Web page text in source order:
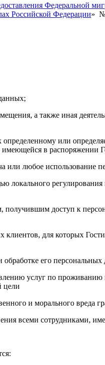
Федеральной
Российской Федерации»
а также иная
или
в распоряжении
или любое использование
доступ к
для которых
обработке его
услуг по
цели
и морального вреда
всеми сотрудниками,